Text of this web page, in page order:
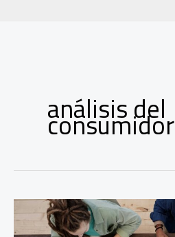
análisis del
consumidor